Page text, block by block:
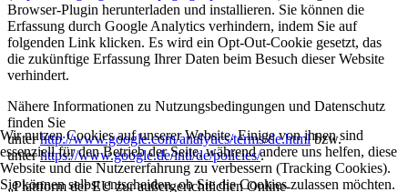
Browser-Plugin herunterladen und installieren. Sie können die
Erfassung durch Google Analytics verhindern, indem Sie auf
folgenden Link klicken. Es wird ein Opt-Out-Cookie gesetzt, das
die zukünftige Erfassung Ihrer Daten beim Besuch dieser Website
verhindert.
Nähere Informationen zu Nutzungsbedingungen und Datenschutz
finden Sie
unterhttp://www.google.com/analytics/terms/de.htmlbzw.
unterhttps://www.google.de/intl/de/policies/.
„Plattform der EU zur außergerichtlichen Online-
Wir nutzen Cookies auf unserer Website. Einige von ihnen sind
essenziell für den Betrieb der Seite, während andere uns helfen, diese
Website und die Nutzererfahrung zu verbessern (Tracking Cookies).
Sie können selbst entscheiden, ob Sie die Cookies zulassen möchten.